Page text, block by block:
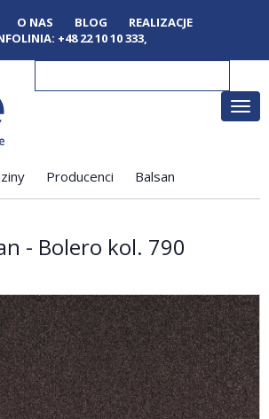
O NAS BLOG
REALIZACJE
+48 22 10 10 333,
Producenci Balsan
- Bolero kol. 790